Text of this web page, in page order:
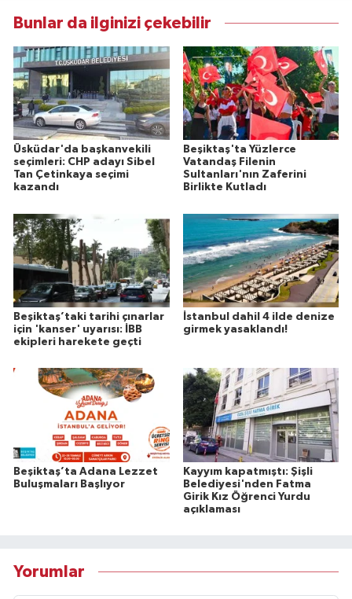
Bunlar da ilginizi çekebilir
Üsküdar'da başkanvekili
seçimleri: CHP adayı Sibel
Tan Çetinkaya seçimi
kazandı
Beşiktaş'ta Yüzlerce
Vatandaş Filenin
Sultanları'nın Zaferini
Birlikte Kutladı
Beşiktaş’taki tarihi çınarlar
için 'kanser' uyarısı: İBB
ekipleri harekete geçti
İstanbul dahil 4 ilde denize
girmek yasaklandı!
Beşiktaş’ta Adana Lezzet
Buluşmaları Başlıyor
Kayyım kapatmıştı: Şişli
Belediyesi'nden Fatma
Girik Kız Öğrenci Yurdu
açıklaması
Yorumlar